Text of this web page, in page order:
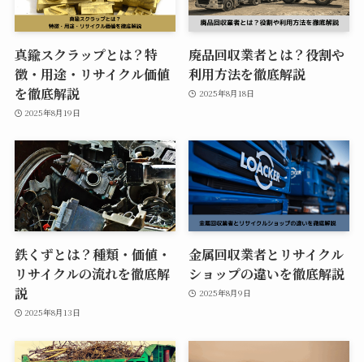
真鍮スクラップとは？特
徴・用途・リサイクル価値
を徹底解説
2025年8月19日
廃品回収業者とは？役割や
利用方法を徹底解説
2025年8月18日
鉄くずとは？種類・価値・
リサイクルの流れを徹底解
説
2025年8月13日
金属回収業者とリサイクル
ショップの違いを徹底解説
2025年8月9日